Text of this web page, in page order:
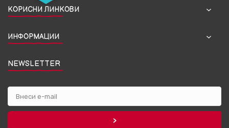
КОРИСНИ ЛИНКОВИ
ИНФОРМАЦИИ
NEWSLETTER